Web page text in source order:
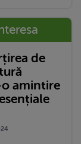
de
amintire